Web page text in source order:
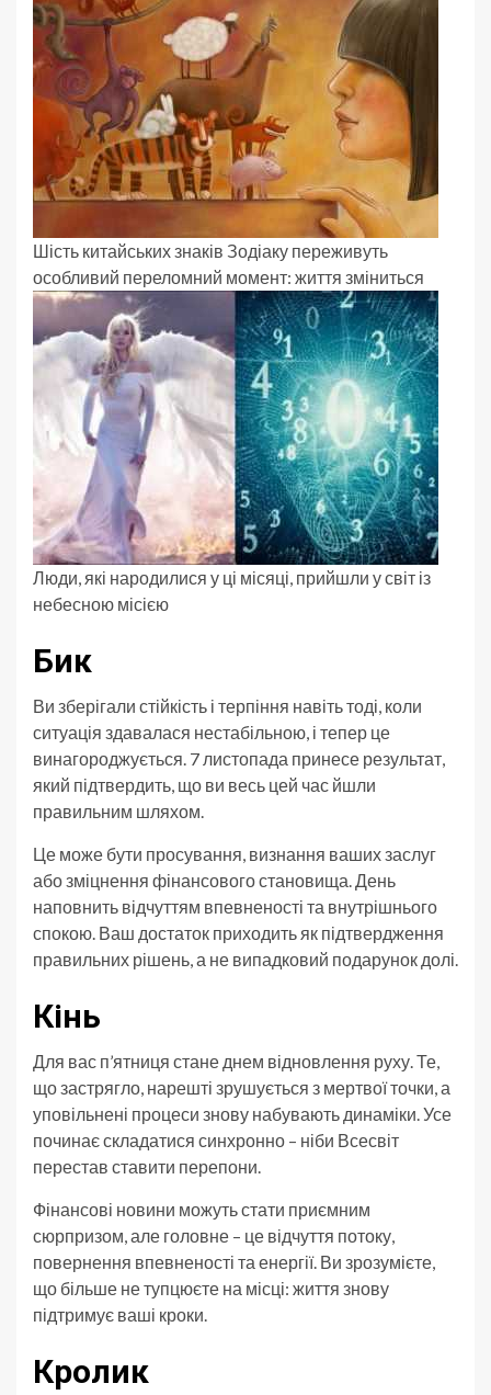
Шість китайських знаків Зодіаку переживуть
особливий переломний момент: життя зміниться
Люди, які народилися у ці місяці, прийшли у світ із
небесною місією
Бик
Ви зберігали стійкість і терпіння навіть тоді, коли
ситуація здавалася нестабільною, і тепер це
винагороджується. 7 листопада принесе результат,
який підтвердить, що ви весь цей час йшли
правильним шляхом.
Це може бути просування, визнання ваших заслуг
або зміцнення фінансового становища. День
наповнить відчуттям впевненості та внутрішнього
спокою. Ваш достаток приходить як підтвердження
правильних рішень, а не випадковий подарунок долі.
Кінь
Для вас п’ятниця стане днем відновлення руху. Те,
що застрягло, нарешті зрушується з мертвої точки, а
уповільнені процеси знову набувають динаміки. Усе
починає складатися синхронно – ніби Всесвіт
перестав ставити перепони.
Фінансові новини можуть стати приємним
сюрпризом, але головне – це відчуття потоку,
повернення впевненості та енергії. Ви зрозумієте,
що більше не тупцюєте на місці: життя знову
підтримує ваші кроки.
Кролик